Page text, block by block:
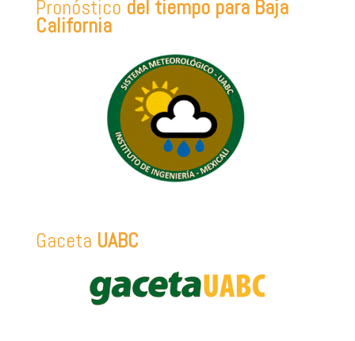
Pronóstico del tiempo para Baja
California
Gaceta UABC